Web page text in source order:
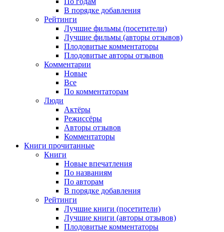
В порядке добавления
Рейтинги
Лучшие фильмы (посетители)
Лучшие фильмы (авторы отзывов)
Плодовитые комментаторы
Плодовитые авторы отзывов
Комментарии
Новые
Все
По комментаторам
Люди
Актёры
Режиссёры
Авторы отзывов
Комментаторы
Книги прочитанные
Книги
Новые впечатления
По названиям
По авторам
В порядке добавления
Рейтинги
Лучшие книги (посетители)
Лучшие книги (авторы отзывов)
Плодовитые комментаторы